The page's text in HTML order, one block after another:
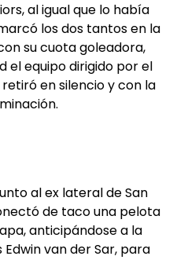
al igual que lo había
los dos tantos en la
su cuota goleadora,
el equipo dirigido por el
en silencio y con la
al ex lateral de San
de taco una pelota
anticipándose a la
van der Sar, para